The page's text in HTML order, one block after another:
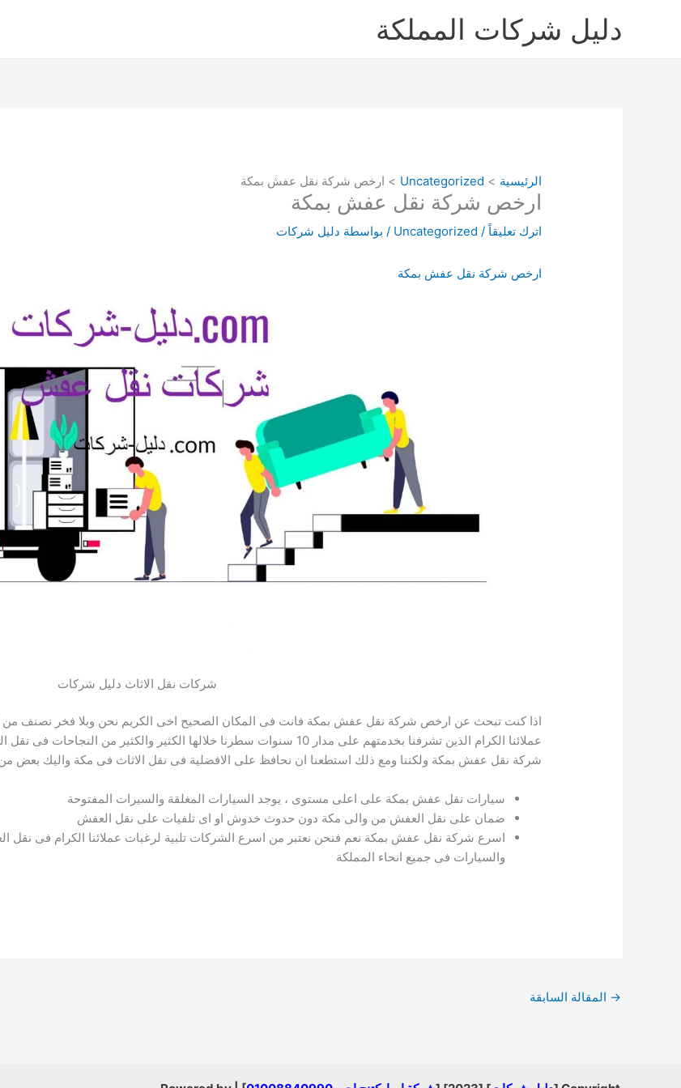
دليل شركات المملكة
الرئيسية Uncategorized ارخص شركة نقل عفش بمكة
ارخص شركة نقل عفش بمكة
اترك تعليقاً /
Uncategorized / بواسطة دليل شركات
ارخص شركة نقل عفش بمكة
شركات نقل الاثاث دليل شركات
اذا كنت تبحث عن ارخص شركة نقل عفش بمكة فانت فى المكان الصحيح اخى الكريم نحن وبلا فخر نصنف
عملائنا الكرام الذين تشرفنا بخدمتهم على مدار 10 سنوات سطرنا خلالها الكثير
شركة نقل عفش بمكة ولكننا ومع ذلك استطعنا ان نحافظ على الافضلية فى نقل الاثاث فى مكة واليك بعض
سيارات نقل عفش بمكة على اعلى مستوى ، يوجد السيارات المغلقة والسيرات المفتوحة
ضمان على نقل العفش من والى مكة دون حدوث خدوش او اى تلفيات على نقل العفش
اسرع شركة نقل عفش بمكة نعم فنحن نعتبر من اسرع الشركات تلبية لرغبات عملائنا الكرام فى نقل
والسيارات فى جميع انحاء المملكة
→ المقالة السابقة